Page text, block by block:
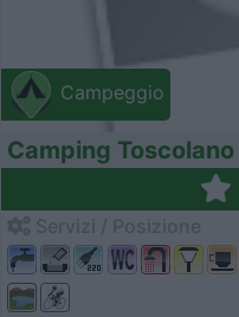
Campeggio
Camping Toscolano